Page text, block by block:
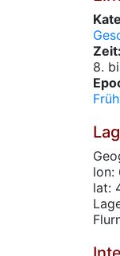
Zeit:
8.
lon:
lat: